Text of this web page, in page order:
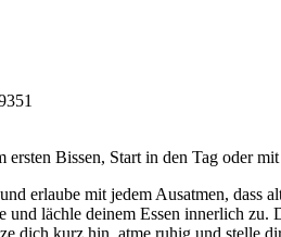
Bissen, Start in den Tag oder
erlaube mit jedem Ausatmen, dass
und lächle deinem Essen innerlich
dich kurz hin, atme ruhig und stelle